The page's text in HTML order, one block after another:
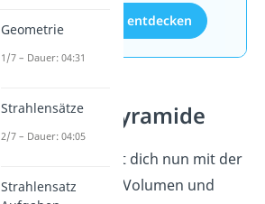
Aufgaben entdecken
Volumen Pyramide
Super! Du kennst dich nun mit der
Berechnung von Volumen und
Geometrie
1/7 – Dauer: 04:31
Strahlensätze
2/7 – Dauer: 04:05
Strahlensatz